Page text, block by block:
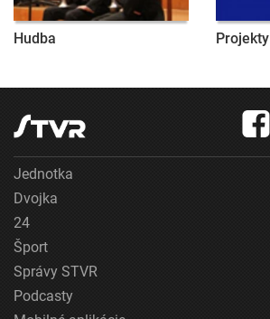
Hudba Projekty
Jednotka
Dvojka
24
Šport
Správy STVR
Podcasty